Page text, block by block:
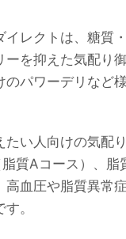
イレクトは、糖質
ーを抑えた気配り
のパワーデリなど
たい人向けの気配
質Aコース）、脂
高血圧や脂質異常
。